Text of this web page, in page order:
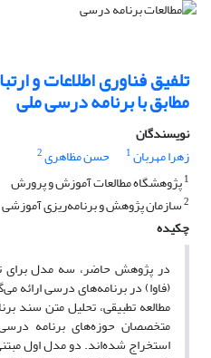
تلفیق فناوری اطلاعات و
مطابق با برنامه درسی ملی
نویسندگان
زهرا مهربان1 حسن مظاهری2
1پژوهشگاه مطالعات آموزش و پرورش
2سازمان پژوهش و برنامه‌ریزی آموزشی
چکیده
در پژوهش حاضر، سه مدل برای
(فاوا) در برنامه‌‌های درسی ارائه
مطالعه تطبیقی، تحلیل متن سند
متخصصان حوزه‌های برنامه درسی
استخراج شده‌اند. دو مدل اول